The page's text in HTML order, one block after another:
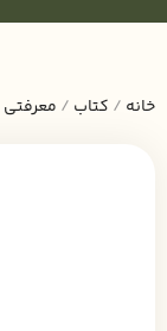
خانه / کتاب / معرفتی